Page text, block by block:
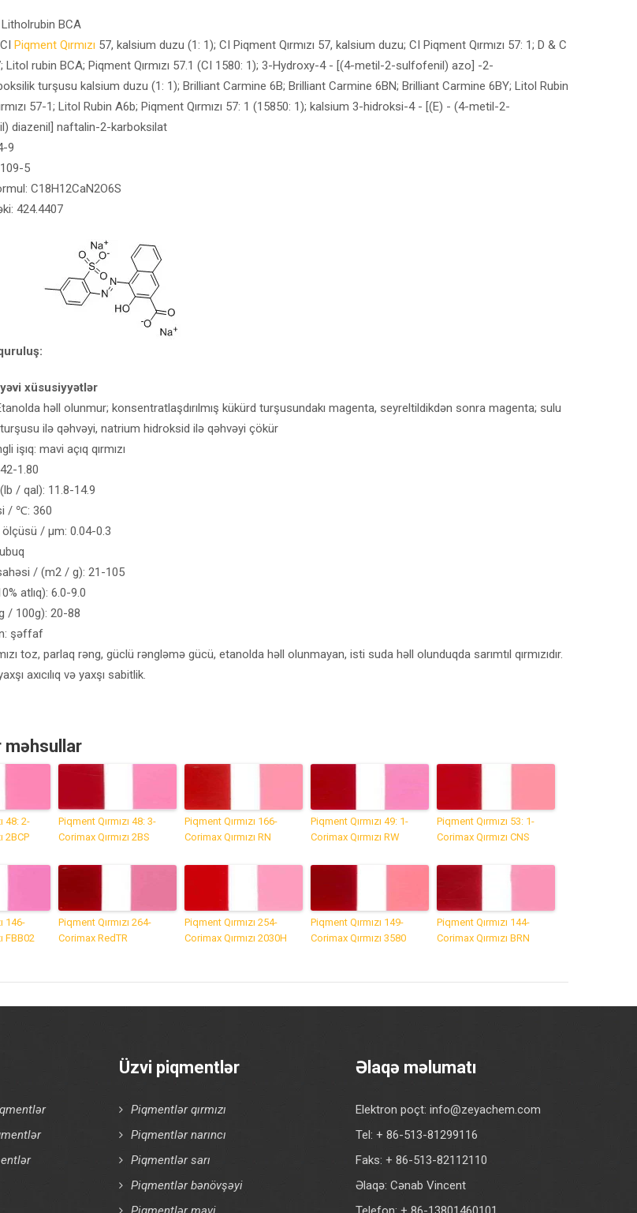
Litholrubin BCA
Piqment Qırmızı 57, kalsium duzu (1: 1); CI Piqment Qırmızı 57, kalsium duzu; CI Piqment Qırmızı 57: 1; D & C
7; Litol rubin BCA; Piqment Qırmızı 57.1 (CI 1580: 1); 3-Hydroxy-4 - [(4-metil-2-sulfofenil) azo] -2-
turşusu kalsium duzu (1: 1); Brilliant Carmine 6B; Brilliant Carmine 6BN; Brilliant Carmine 6BY; Litol Rubin
57-1; Litol Rubin A6b; Piqment Qırmızı 57: 1 (15850: 1); kalsium 3-hidroksi-4 - [(E) - (4-metil-2-
diazenil] naftalin-2-karboksilat
9
5
C18H12CaN2O6S
424.4407
xüsusiyyətlər
həll olunmur; konsentratlaşdırılmış kükürd turşusundakı magenta, seyreltildikdən sonra magenta; sulu
ilə qəhvəyi, natrium hidroksid ilə qəhvəyi çökür
işıq: mavi açıq qırmızı
1.80
/ qal): 11.8-14.9
/ ℃: 360
/ μm: 0.04-0.3
/ (m2 / g): 21-105
atlıq): 6.0-9.0
/ 100g): 20-88
şəffaf
toz, parlaq rəng, güclü rəngləmə gücü, etanolda həll olunmayan, isti suda həll olunduqda sarımtıl qırmızıdır.
axıcılıq və yaxşı sabitlik.
məhsullar
48: 2-
2BCP
Piqment Qırmızı 48: 3-
Corimax Qırmızı 2BS
Piqment Qırmızı 166-
Corimax Qırmızı RN
Piqment Qırmızı 49: 1-
Corimax Qırmızı RW
Piqment Qırmızı 53: 1-
Corimax Qırmızı CNS
146-
FBB02
Piqment Qırmızı 264-
Corimax RedTR
Piqment Qırmızı 254-
Corimax Qırmızı 2030H
Piqment Qırmızı 149-
Corimax Qırmızı 3580
Piqment Qırmızı 144-
Corimax Qırmızı BRN
Üzvi piqmentlər
Piqmentlər qırmızı
Piqmentlər narıncı
Piqmentlər sarı
Piqmentlər bənövşəyi
Əlaqə məlumatı
Elektron poçt: info@zeyachem.com
Tel: + 86-513-81299116
Faks: + 86-513-82112110
Əlaqə: Cənab Vincent